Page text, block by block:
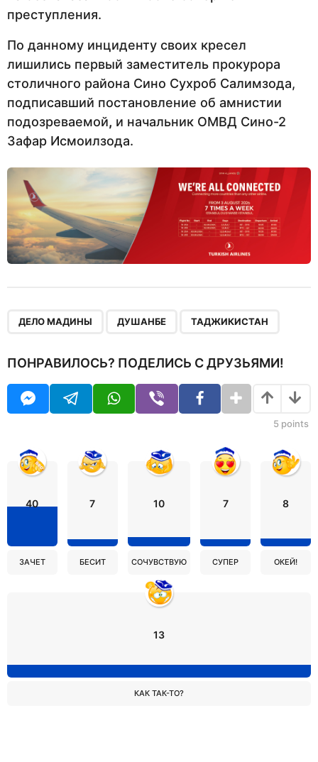
преступления.
По данному инциденту своих кресел
лишились первый заместитель прокурора
столичного района Сино Сухроб Салимзода,
подписавший постановление об амнистии
подозреваемой, и начальник ОМВД Сино-2
Зафар Исмоилзода.
ДЕЛО МАДИНЫ ДУШАНБЕ ТАДЖИКИСТАН
ПОНРАВИЛОСЬ? ПОДЕЛИСЬ С ДРУЗЬЯМИ!
5 points
40
ЗАЧЕТ
7
БЕСИТ
10
СОЧУВСТВУЮ
7
СУПЕР
8
ОКЕЙ!
13
КАК ТАК-ТО?